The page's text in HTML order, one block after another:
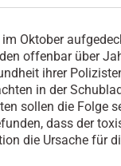
Oktober
offenbar über
ihrer
in der
sollen die Folge
dass der
die Ursache für